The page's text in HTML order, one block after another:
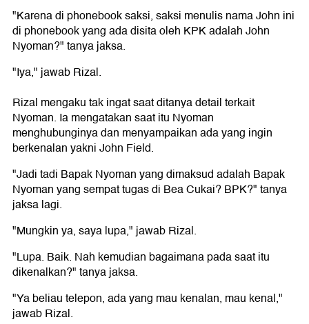
"Karena di phonebook saksi, saksi menulis nama John ini
di phonebook yang ada disita oleh KPK adalah John
Nyoman?" tanya jaksa.
"Iya," jawab Rizal.
Rizal mengaku tak ingat saat ditanya detail terkait
Nyoman. Ia mengatakan saat itu Nyoman
menghubunginya dan menyampaikan ada yang ingin
berkenalan yakni John Field.
"Jadi tadi Bapak Nyoman yang dimaksud adalah Bapak
Nyoman yang sempat tugas di Bea Cukai? BPK?" tanya
jaksa lagi.
"Mungkin ya, saya lupa," jawab Rizal.
"Lupa. Baik. Nah kemudian bagaimana pada saat itu
dikenalkan?" tanya jaksa.
"Ya beliau telepon, ada yang mau kenalan, mau kenal,"
jawab Rizal.